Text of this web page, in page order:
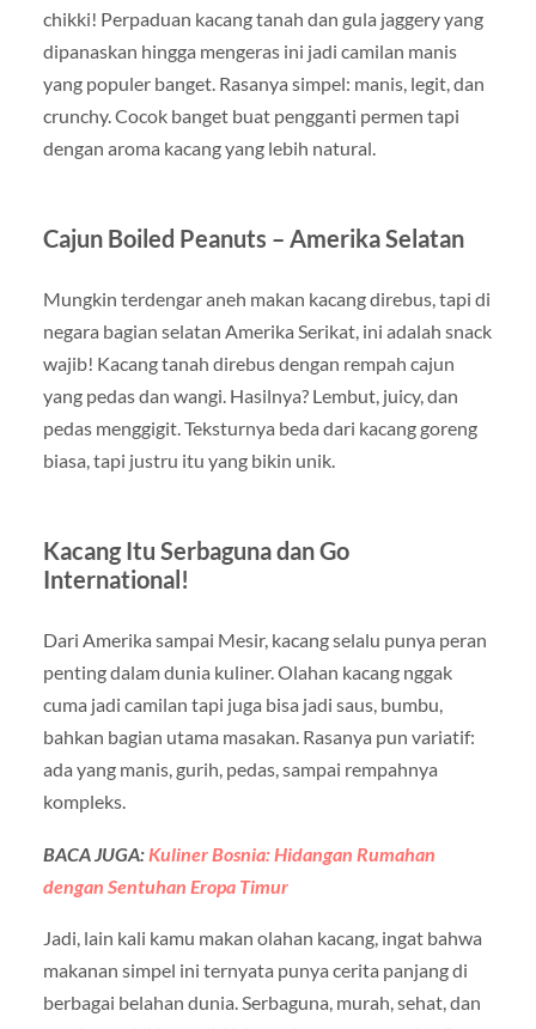
chikki! Perpaduan kacang tanah dan gula jaggery yang
dipanaskan hingga mengeras ini jadi camilan manis
yang populer banget. Rasanya simpel: manis, legit, dan
crunchy. Cocok banget buat pengganti permen tapi
dengan aroma kacang yang lebih natural.
Cajun Boiled Peanuts – Amerika Selatan
Mungkin terdengar aneh makan kacang direbus, tapi di
negara bagian selatan Amerika Serikat, ini adalah snack
wajib! Kacang tanah direbus dengan rempah cajun
yang pedas dan wangi. Hasilnya? Lembut, juicy, dan
pedas menggigit. Teksturnya beda dari kacang goreng
biasa, tapi justru itu yang bikin unik.
Kacang Itu Serbaguna dan Go
International!
Dari Amerika sampai Mesir, kacang selalu punya peran
penting dalam dunia kuliner. Olahan kacang nggak
cuma jadi camilan tapi juga bisa jadi saus, bumbu,
bahkan bagian utama masakan. Rasanya pun variatif:
ada yang manis, gurih, pedas, sampai rempahnya
kompleks.
BACA JUGA: Kuliner Bosnia: Hidangan Rumahan
dengan Sentuhan Eropa Timur
Jadi, lain kali kamu makan olahan kacang, ingat bahwa
makanan simpel ini ternyata punya cerita panjang di
berbagai belahan dunia. Serbaguna, murah, sehat, dan